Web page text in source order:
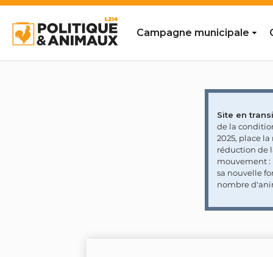
Campagne municipale
Site en
de la
2025, place
réduction de
mouvement :
sa nouvelle
nombre